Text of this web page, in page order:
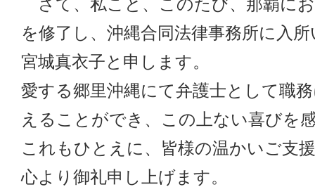
さて、私こと、このたび、那覇に
を修了し、沖縄合同法律事務所に入
宮城真衣子と申します。
愛する郷里沖縄にて弁護士として職
えることができ、この上ない喜びを
これもひとえに、皆様の温かいご支
心より御礼申し上げます。